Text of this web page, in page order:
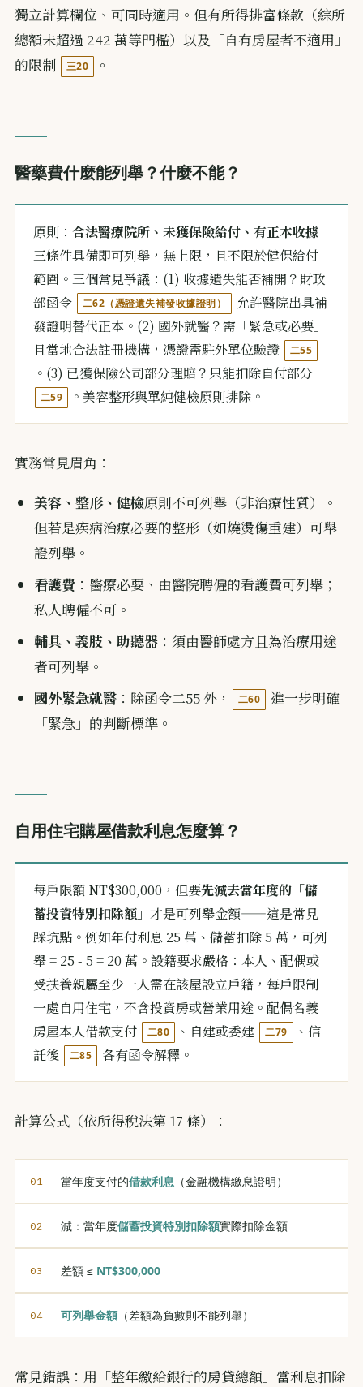
獨立計算欄位、可同時適用。但有所得排富條款（綜所
總額未超過 242 萬等門檻）以及「自有房屋者不適用」
的限制
三20 。
醫藥費什麼能列舉？什麼不能？
原則： 合法醫療院所、未獲保險給付、有正本收據
三條件具備即可列舉，無上限，且不限於健保給付
範圍。三個常見爭議：(1) 收據遺失能否補開？財政
部函令
二62（憑證遺失補發收據證明）
允許醫院出具補
發證明替代正本。(2) 國外就醫？需「緊急或必要」
且當地合法註冊機構，憑證需駐外單位驗證
二55
。(3) 已獲保險公司部分理賠？只能扣除自付部分
二59 。美容整形與單純健檢原則排除。
實務常見眉角：
美容、整形、健檢原則不可列舉（非治療性質）。
但若是疾病治療必要的整形（如燒燙傷重建）可舉
證列舉。
看護費 ：醫療必要、由醫院聘僱的看護費可列舉；
私人聘僱不可。
輔具、義肢、助聽器 ：須由醫師處方且為治療用途
者可列舉。
國外緊急就醫 ：除函令二55 外， 二60
進一步明確
「緊急」的判斷標準。
自用住宅購屋借款利息怎麼算？
每戶限額 NT$300,000，但要先減去當年度的「儲
蓄投資特別扣除額」 才是可列舉金額——這是常見
踩坑點。例如年付利息 25 萬、儲蓄扣除 5 萬，可列
舉 = 25 - 5 = 20 萬。設籍要求嚴格：本人、配偶或
受扶養親屬至少一人需在該屋設立戶籍，每戶限制
一處自用住宅，不含投資房或營業用途。配偶名義
房屋本人借款支付
二80 、自建或委建 二79
、信
託後
二85 各有函令解釋。
計算公式（依所得稅法第 17 條）：
當年度支付的借款利息 （金融機構繳息證明）
減：當年度儲蓄投資特別扣除額實際扣除金額
差額 ≤ NT$300,000
可列舉金額 （差額為負數則不能列舉）
常見錯誤：用「整年繳給銀行的房貸總額」當利息扣除